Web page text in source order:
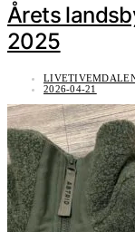
Årets
2025
2026-04-21